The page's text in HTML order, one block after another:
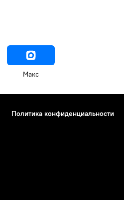
Макс
Политика конфиденциальности